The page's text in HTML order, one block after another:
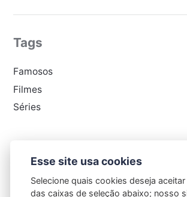
Tags
Famosos
Filmes
Séries
Esse site usa cookies
Selecione quais cookies deseja
das caixas de seleção abaixo; nosso